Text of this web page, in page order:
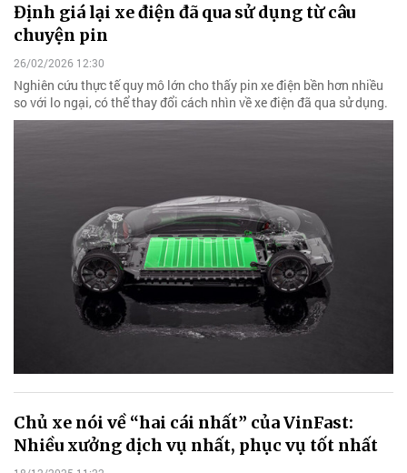
Định giá lại xe điện đã qua sử dụng từ câu
chuyện pin
26/02/2026 12:30
Nghiên cứu thực tế quy mô lớn cho thấy pin xe điện bền hơn nhiều
so với lo ngại, có thể thay đổi cách nhìn về xe điện đã qua sử dụng.
Chủ xe nói về “hai cái nhất” của VinFast:
Nhiều xưởng dịch vụ nhất, phục vụ tốt nhất